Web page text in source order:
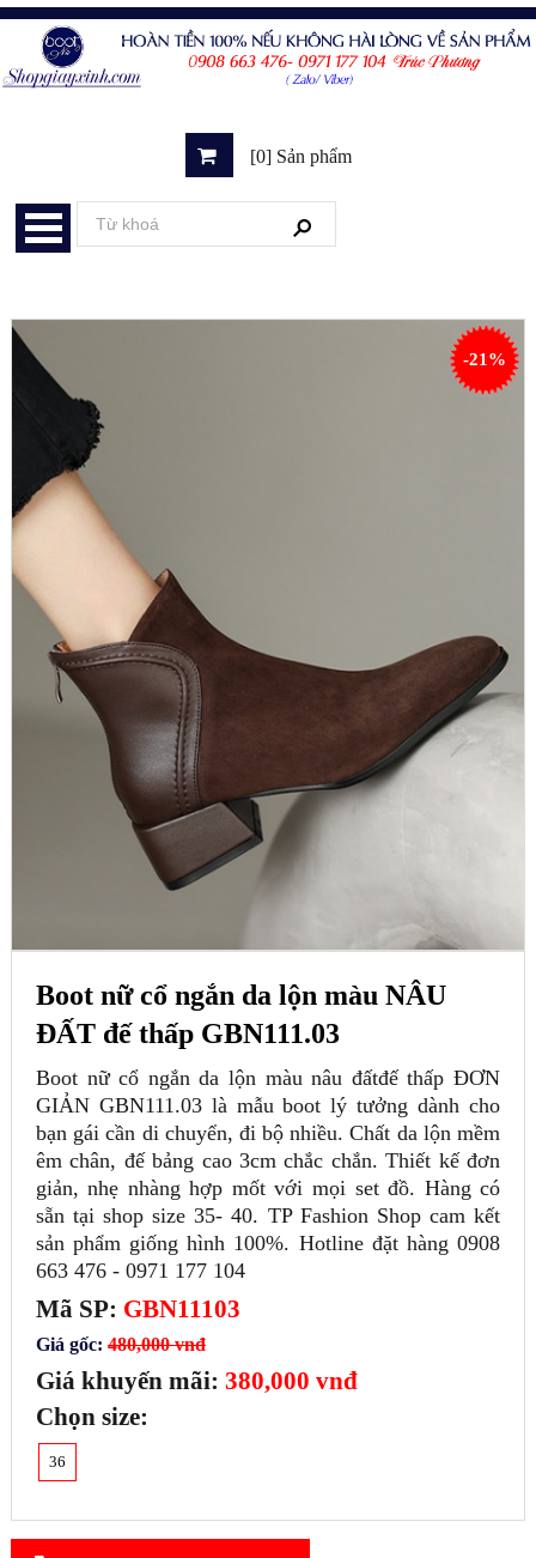
[0] Sản phẩm
-21%
Boot nữ cổ ngắn da lộn màu NÂU
ĐẤT đế thấp GBN111.03
Boot nữ cổ ngắn da lộn màu nâu đấtđế thấp ĐƠN
GIẢN GBN111.03 là mẫu boot lý tưởng dành cho
bạn gái cần di chuyển, đi bộ nhiều. Chất da lộn mềm
êm chân, đế bảng cao 3cm chắc chắn. Thiết kế đơn
giản, nhẹ nhàng hợp mốt với mọi set đồ. Hàng có
sẵn tại shop size 35- 40. TP Fashion Shop cam kết
sản phẩm giống hình 100%. Hotline đặt hàng 0908
663 476 - 0971 177 104
Mã SP: GBN11103
Giá gốc: 480,000 vnđ
Giá khuyến mãi: 380,000 vnđ
Chọn size:
36